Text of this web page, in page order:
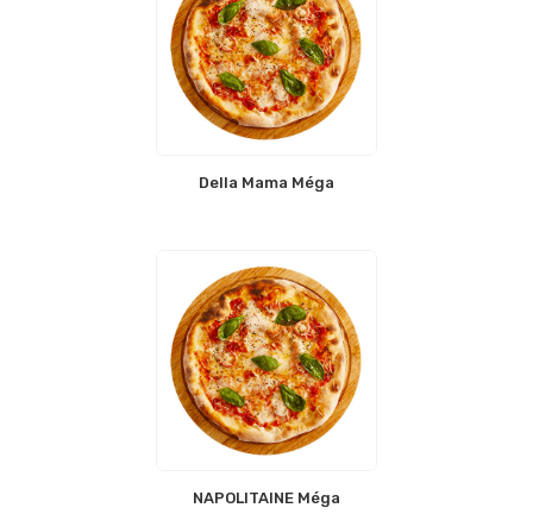
Della Mama Méga
NAPOLITAINE Méga